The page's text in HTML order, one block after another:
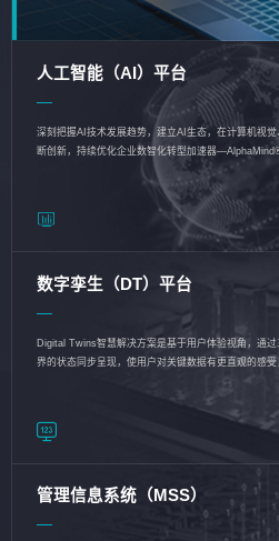
人工智能（AI）平台
深刻把握AI技术发展趋势，建立AI生态，在计算机视
断创新，持续优化企业数智化转型加速器
数字孪生（DT）平台
Digital Twins智慧解决方案是基于用户体验视角，通
界的状态同步呈现，使用户对关键数据有更直观的感受
管理信息系统（MSS）